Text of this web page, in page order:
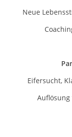
Neue
Eifersucht,